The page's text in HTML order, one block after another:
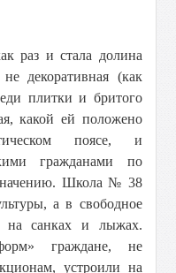
раз и стала долина
декоративная (как
плитки и бритого
какой ей положено
поясе, и
гражданами по
Школа № 38
а в свободное
на санках и лыжах.
граждане, не
устроили на